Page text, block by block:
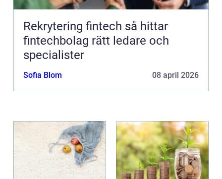
Rekrytering fintech så hittar
fintechbolag rätt ledare och
specialister
Sofia Blom 08 april 2026